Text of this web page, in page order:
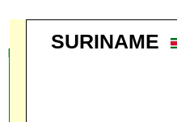
SURINAME